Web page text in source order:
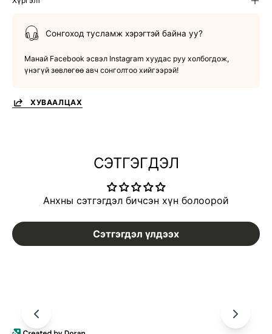
Сонгоход тусламж хэрэгтэй байна уу?
Манай Facebook эсвэл Instagram хуудас руу холбогдож,
үнэгүй зөвлөгөө авч сонголтоо хийгээрэй!
ХУВААЛЦАХ
СЭТГЭГДЭЛ
Анхны сэтгэгдэл бичсэн хүн болоорой
Сэтгэгдэл үлдээх